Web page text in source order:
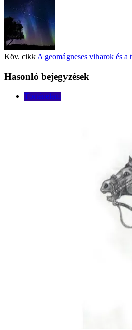
Köv. cikk A geomágneses viharok és a
Hasonló bejegyzések
Történelem